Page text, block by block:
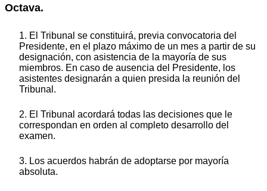
Octava.
1. El Tribunal se constituirá, previa convocatoria del
Presidente, en el plazo máximo de un mes a partir de su
designación, con asistencia de la mayoría de sus
miembros. En caso de ausencia del Presidente, los
asistentes designarán a quien presida la reunión del
Tribunal.
2. El Tribunal acordará todas las decisiones que le
correspondan en orden al completo desarrollo del
examen.
3. Los acuerdos habrán de adoptarse por mayoría
absoluta.